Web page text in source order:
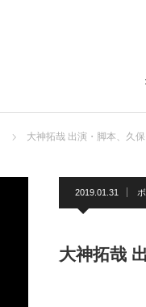
大神拓哉 出演・脚本、久
2019.01.31
大神拓哉